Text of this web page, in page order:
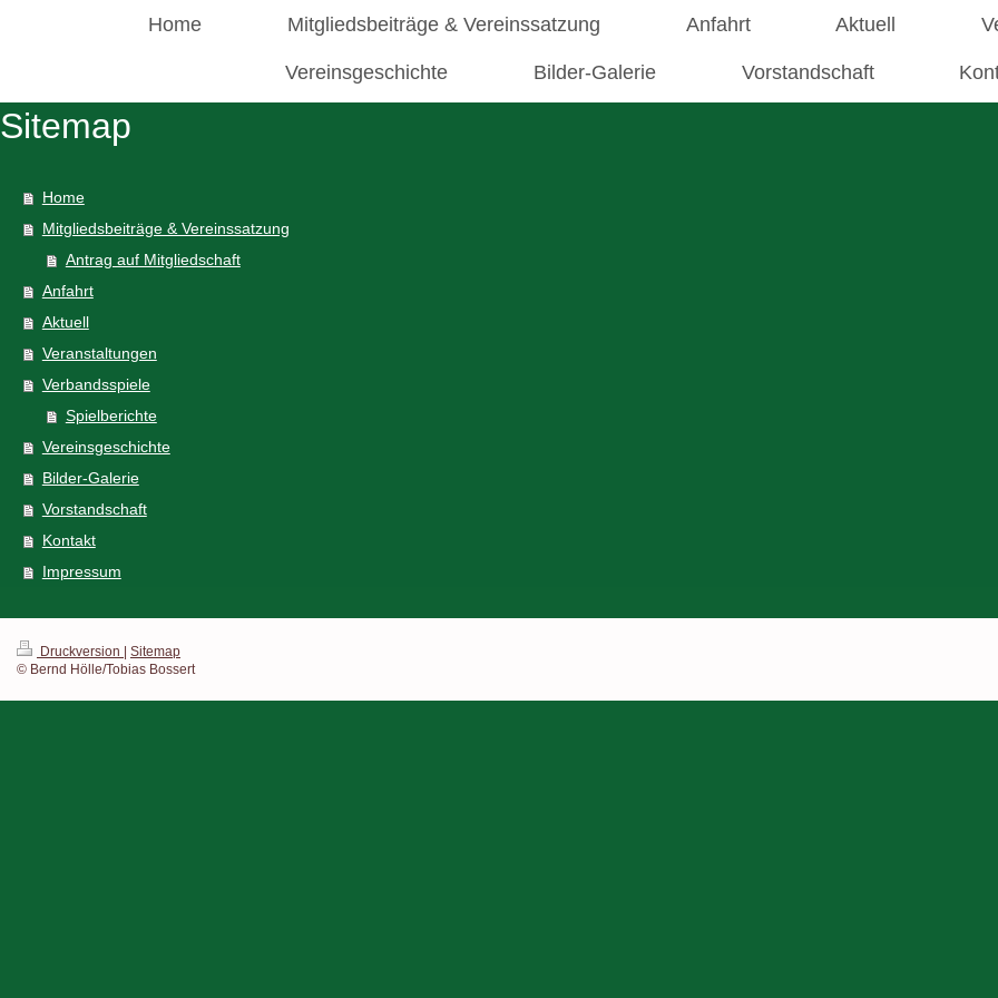
Home Mitgliedsbeiträge & Vereinssatzung Anfahrt Aktuell
Vereinsgeschichte Bilder-Galerie Vorstandschaft
Sitemap
Home
Mitgliedsbeiträge & Vereinssatzung
Antrag auf Mitgliedschaft
Anfahrt
Aktuell
Veranstaltungen
Verbandsspiele
Spielberichte
Vereinsgeschichte
Bilder-Galerie
Vorstandschaft
Kontakt
Impressum
Druckversion | Sitemap
© Bernd Hölle/Tobias Bossert